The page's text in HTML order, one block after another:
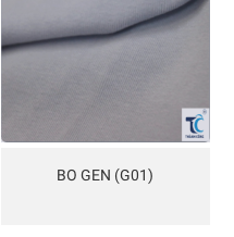
BO GEN (G01)